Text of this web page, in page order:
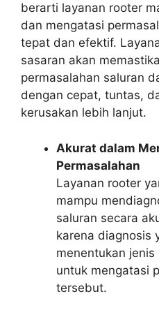
berarti layanan rooter
dan mengatasi
tepat dan efektif.
sasaran akan
permasalahan saluran
dengan cepat, tuntas,
kerusakan lebih lanjut.
Akurat dalam
Permasalahan
Layanan rooter
mampu
saluran secara
karena diagnosis
menentukan
untuk mengatasi
tersebut.